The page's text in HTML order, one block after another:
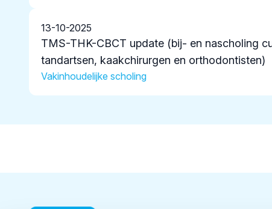
13-10-2025
TMS-THK-CBCT update (bij- en nascholing
tandartsen, kaakchirurgen en orthodontisten)
Vakinhoudelijke scholing